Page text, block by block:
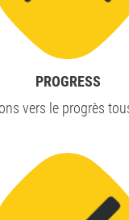
PROGRESS
vers le progrès